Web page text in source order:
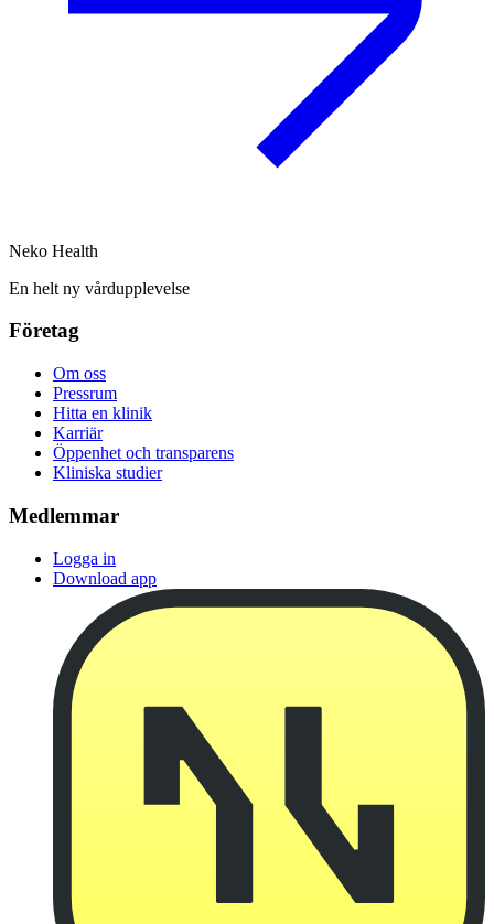
Neko Health
En helt ny vårdupplevelse
Företag
Om oss
Pressrum
Hitta en klinik
Karriär
Öppenhet och transparens
Kliniska studier
Medlemmar
Logga in
Download app